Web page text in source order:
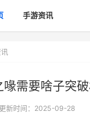
手游资讯
喙需要啥子突
更新时间：2025-09-28